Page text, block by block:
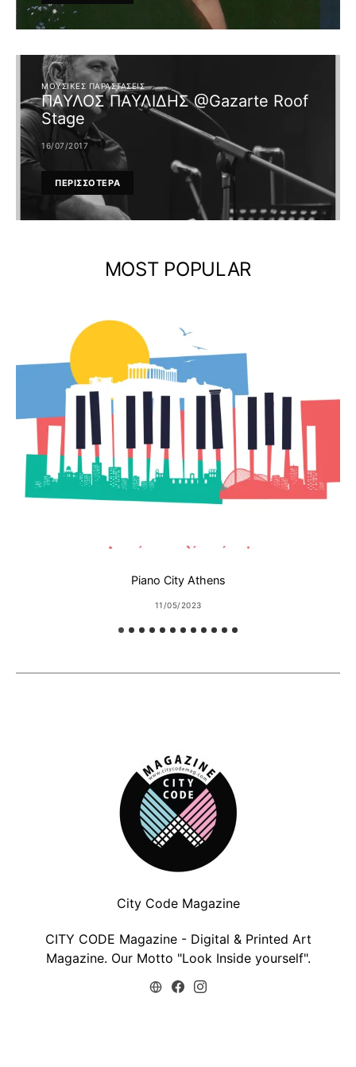
ΜΟΥΣΙΚΈΣ ΠΑΡΑΣΤΆΣΕΙΣ
ΠΑΥΛΟΣ ΠΑΥΛΙΔΗΣ @Gazarte Roof
Stage
16/07/2017
ΠΕΡΙΣΣΟΤΕΡΑ
MOST POPULAR
Piano City Athens
11/05/2023
City Code Magazine
CITY CODE Magazine - Digital & Printed Art
Magazine. Our Motto "Look Inside yourself".